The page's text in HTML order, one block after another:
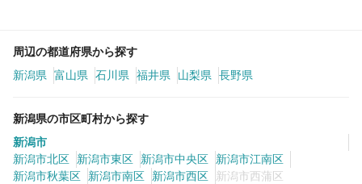
周辺の都道府県から探す
新潟県 富山県 石川県 福井県 山梨県 長野県
新潟県の市区町村から探す
新潟市
新潟市北区
新潟市東区 新潟市中央区
新潟市江南区
新潟市秋葉区
新潟市南区 新潟市西区
新潟市西蒲区